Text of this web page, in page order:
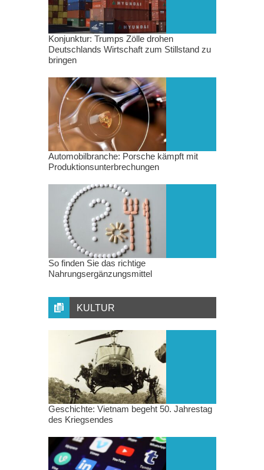
Konjunktur: Trumps Zölle drohen
Deutschlands Wirtschaft zum Stillstand zu
bringen
Automobilbranche: Porsche kämpft mit
Produktionsunterbrechungen
So finden Sie das richtige
Nahrungsergänzungsmittel
KULTUR
Geschichte: Vietnam begeht 50. Jahrestag
des Kriegsendes